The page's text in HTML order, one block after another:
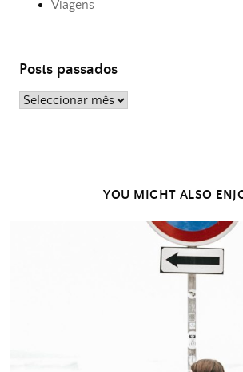
Viagens
Posts passados
Posts
YOU MIGHT ALSO